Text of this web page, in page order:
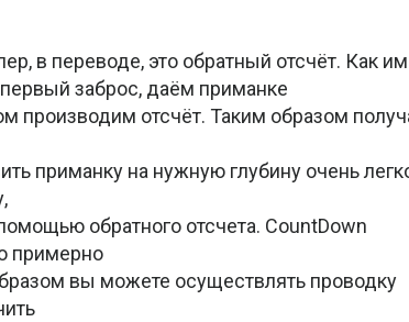
в переводе, это обратный отсчёт. Как им
заброс, даём приманке
производим отсчёт. Таким образом
приманку на нужную глубину очень
обратного отсчета. CountDown
примерно
вы можете осуществлять проводку